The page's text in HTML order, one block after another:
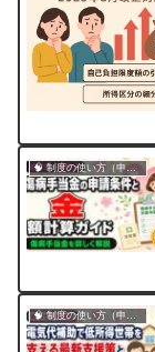
🧠 制度の使い方（申請・相談など）
🧠 制度の使い方（申請・相談など）